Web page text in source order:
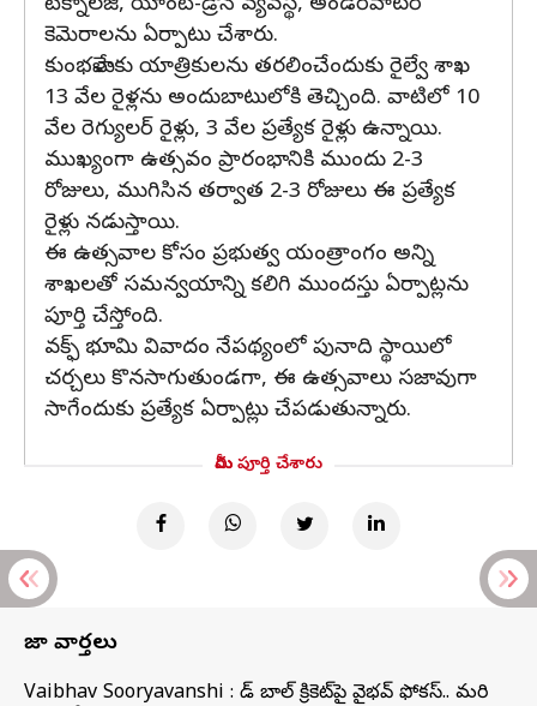
కెమెరాలను ఏర్పాటు చేశారు.
కుంభమేళాకు యాత్రికులను తరలించేందుకు రైల్వే శాఖ
13 వేల రైళ్లను అందుబాటులోకి తెచ్చింది. వాటిలో 10
వేల రెగ్యులర్ రైళ్లు, 3 వేల ప్రత్యేక రైళ్లు ఉన్నాయి.
ముఖ్యంగా ఉత్సవం ప్రారంభానికి ముందు 2-3
రోజులు, ముగిసిన తర్వాత 2-3 రోజులు ఈ ప్రత్యేక
రైళ్లు నడుస్తాయి.
ఈ ఉత్సవాల కోసం ప్రభుత్వ యంత్రాంగం అన్ని
శాఖలతో సమన్వయాన్ని కలిగి ముందస్తు ఏర్పాట్లను
పూర్తి చేస్తోంది.
వక్ఫ్ భూమి వివాదం నేపథ్యంలో పునాది స్థాయిలో
చర్చలు కొనసాగుతుండగా, ఈ ఉత్సవాలు సజావుగా
సాగేందుకు ప్రత్యేక ఏర్పాట్లు చేపడుతున్నారు.
మీరు పూర్తి చేశారు
తాజా వార్తలు
Vaibhav Sooryavanshi : రెడ్ బాల్ క్రికెట్‌పై వైభవ్ ఫోకస్.. మరి